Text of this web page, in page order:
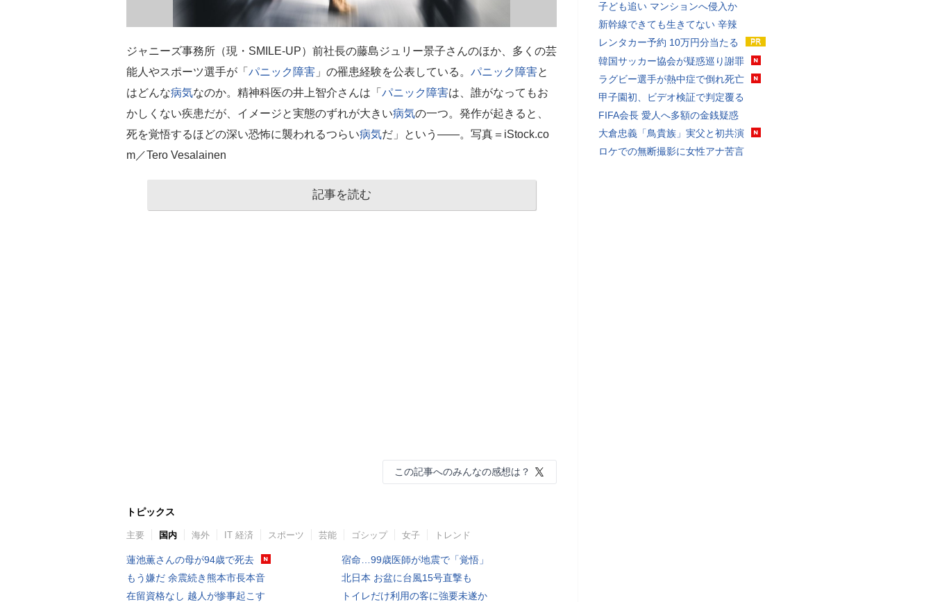
ジャニーズ事務所（現・SMILE-UP）前社長の藤島ジュリー景子さんのほか、多くの芸
能人やスポーツ選手が「 パニック障害 」の罹患経験を公表している。 パニック障害と
はどんな病気なのか。精神科医の井上智介さんは「 パニック障害は、誰がなってもお
かしくない疾患だが、イメージと実態のずれが大きい病気の一つ。発作が起きると、
死を覚悟するほどの深い恐怖に襲われるつらい病気だ」という――。写真＝iStock.co
m／Tero Vesalainen
記事を読む
この記事へのみんなの感想は？
トピックス
主要 国内 海外 IT 経済 スポーツ 芸能 ゴシップ 女子 トレンド
蓮池薫さんの母が94歳で死去
もう嫌だ 余震続き熊本市長本音
在留資格なし 越人が惨事起こす
宿命…99歳医師が地震で「覚悟」
北日本 お盆に台風15号直撃も
トイレだけ利用の客に強要未遂か
子ども追い マンションへ侵入か
新幹線できても生きてない 辛辣
レンタカー予約 10万円分当たる
韓国サッカー協会が疑惑巡り謝罪
ラグビー選手が熱中症で倒れ死亡
甲子園初、ビデオ検証で判定覆る
FIFA会長 愛人へ多額の金銭疑惑
大倉忠義「鳥貴族」実父と初共演
ロケでの無断撮影に女性アナ苦言